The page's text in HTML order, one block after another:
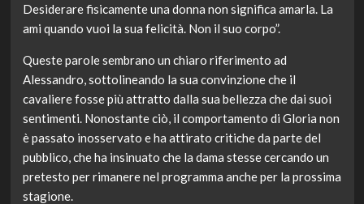
Desiderare fisicamente una donna non significa amarla. La
ami quando vuoi la sua felicità. Non il suo corpo”.
Queste parole sembrano un chiaro riferimento ad
Alessandro, sottolineando la sua convinzione che il
cavaliere fosse più attratto dalla sua bellezza che dai suoi
sentimenti. Nonostante ciò, il comportamento di Gloria non
è passato inosservato e ha attirato critiche da parte del
pubblico, che ha insinuato che la dama stesse cercando un
pretesto per rimanere nel programma anche per la prossima
stagione.